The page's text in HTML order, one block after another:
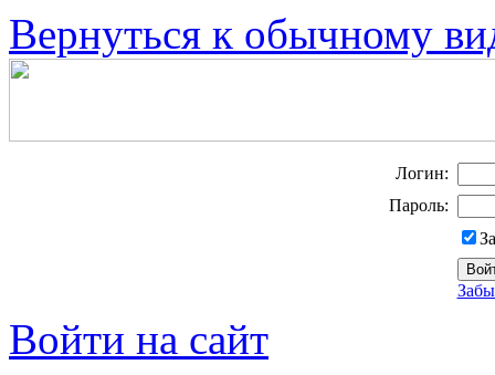
Вернуться к обычному
Логин:
Пароль:
Войти на сайт